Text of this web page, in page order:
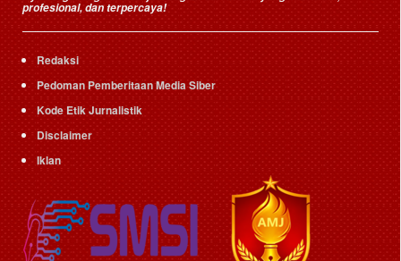
profesional, dan terpercaya!
Redaksi
Pedoman Pemberitaan Media Siber
Kode Etik Jurnalistik
Disclaimer
Iklan